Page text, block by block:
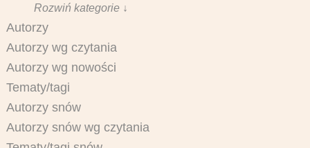
Rozwiń kategorie ↓
Autorzy
Autorzy wg czytania
Autorzy wg nowości
Tematy/tagi
Autorzy snów
Autorzy snów wg czytania